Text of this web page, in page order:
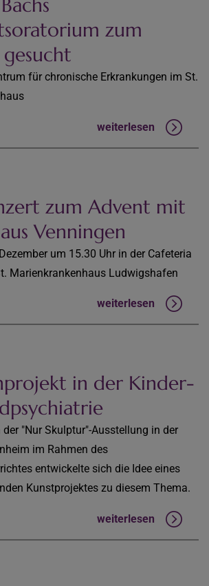
zum
für chronische Erkrankungen im St.
weiterlesen
zum Advent mit
Venningen
um 15.30 Uhr in der Cafeteria
Marienkrankenhaus Ludwigshafen
weiterlesen
in der Kinder-
"Nur Skulptur"-Ausstellung in der
im Rahmen des
entwickelte sich die Idee eines
Kunstprojektes zu diesem Thema.
weiterlesen